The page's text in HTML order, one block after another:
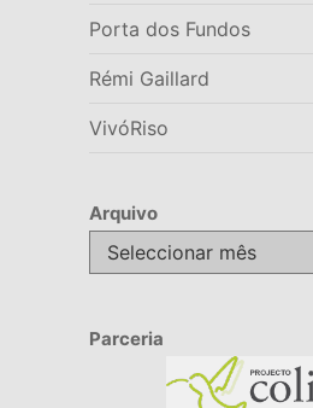
Porta dos Fundos
Rémi Gaillard
VivóRiso
Arquivo
Arquivo
Parceria